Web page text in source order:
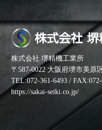
株式会社 堺精機工業所
〒587-0022 大阪府堺市美原
TEL:072-361-6493 /
https://sakai-seiki.co.jp/